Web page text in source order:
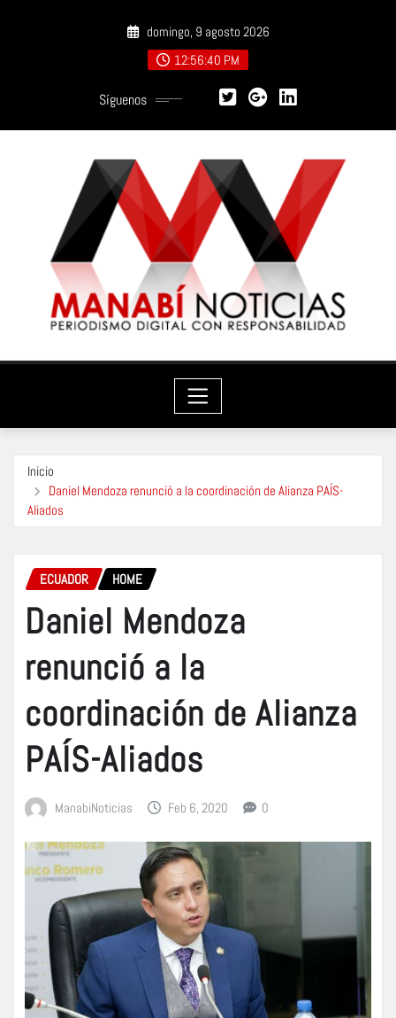
domingo, 9 agosto 2026
12:56:42 PM
Síguenos
Inicio
Daniel Mendoza renunció a la coordinación de Alianza PAÍS-
Aliados
ECUADOR HOME
Daniel Mendoza
renunció a la
coordinación de Alianza
PAÍS-Aliados
ManabiNoticias Feb 6, 2020 0